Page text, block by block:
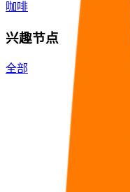
咖啡
兴趣节点
全部